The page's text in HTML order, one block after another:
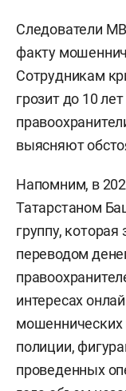
Следователи
факту
Сотрудникам
грозит до 10
выясняют
Напомним, в
Татарстаном
группу,
переводом
интересах
мошеннических
полиции,
проведенных